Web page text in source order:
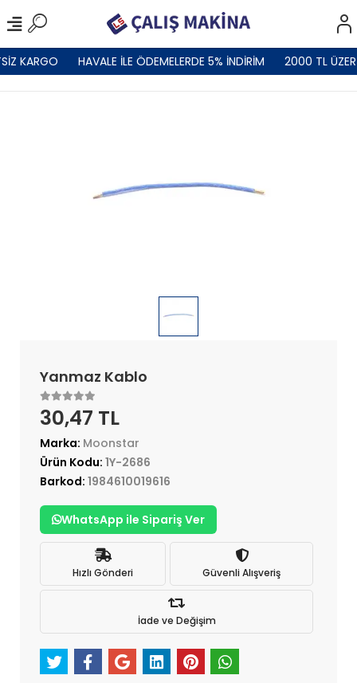
KARGO HAVALE İLE ÖDEMELERDE 5% İNDİRİM 2000 TL
Yanmaz Kablo
30,47 TL
Marka: Moonstar
Ürün Kodu: 1Y-2686
Barkod: 1984610019616
WhatsApp ile Sipariş Ver
Hızlı Gönderi Güvenli Alışveriş
İade ve Değişim